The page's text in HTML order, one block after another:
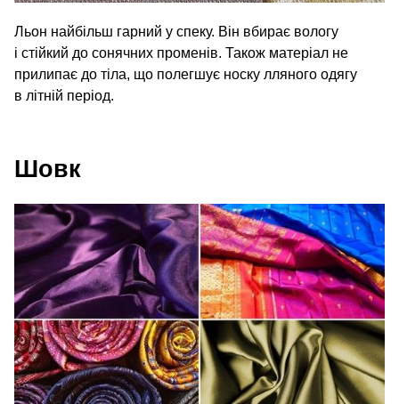
Льон найбільш гарний у спеку. Він вбирає вологу
і стійкий до сонячних променів. Також матеріал не
прилипає до тіла, що полегшує носку лляного одягу
в літній період.
Шовк